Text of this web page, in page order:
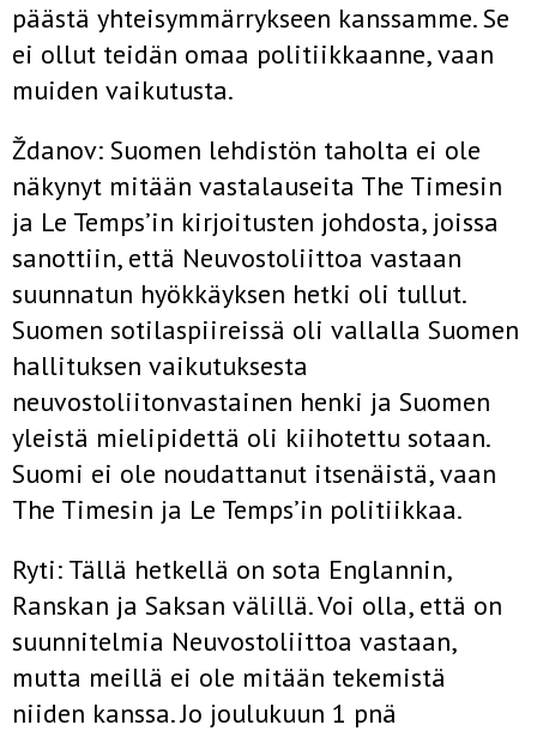
päästä yhteisymmärrykseen kanssamme. Se
ei ollut teidän omaa politiikkaanne, vaan
muiden vaikutusta.
Ždanov: Suomen lehdistön taholta ei ole
näkynyt mitään vastalau­seita The Timesin
ja Le Temps’in kirjoitusten johdosta, joissa
sanottiin, että Neuvostoliittoa vastaan
suunnatun hyökkäyksen hetki oli tullut.
Suomen sotilaspiireissä oli vallalla Suomen
hallituksen vaikutuksesta
neuvostoliitonvastainen henki ja Suomen
yleistä mielipidettä oli kiihotettu sotaan.
Suomi ei ole noudattanut itsenäistä, vaan
The Timesin ja Le Temps’in politiikkaa.
Ryti: Tällä hetkellä on sota Englannin,
Ranskan ja Saksan välillä. Voi olla, että on
suunnitelmia Neuvostoliittoa vastaan,
mutta meillä ei ole mitään tekemistä
niiden kanssa. Jo joulukuun 1 pnä